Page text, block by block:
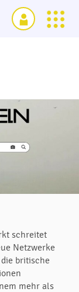
schreitet
Netzwerke
britische
mehr als